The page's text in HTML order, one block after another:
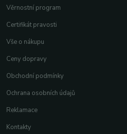
Věrnostní program
Certifikát pravosti
Vše o nákupu
Ceny dopravy
Obchodní podmínky
Ochrana osobních údajů
Reklamace
Kontakty